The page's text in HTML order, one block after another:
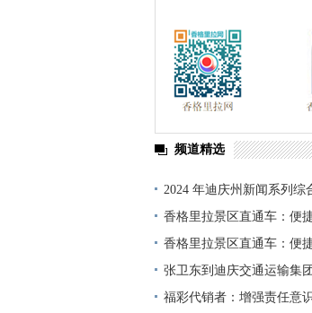
频道精选
2024 年迪庆州新闻系列综
单公示
香格里拉景区直通车：便
香格里拉景区直通车：便
张卫东到迪庆交通运输集
福彩代销者：增强责任意